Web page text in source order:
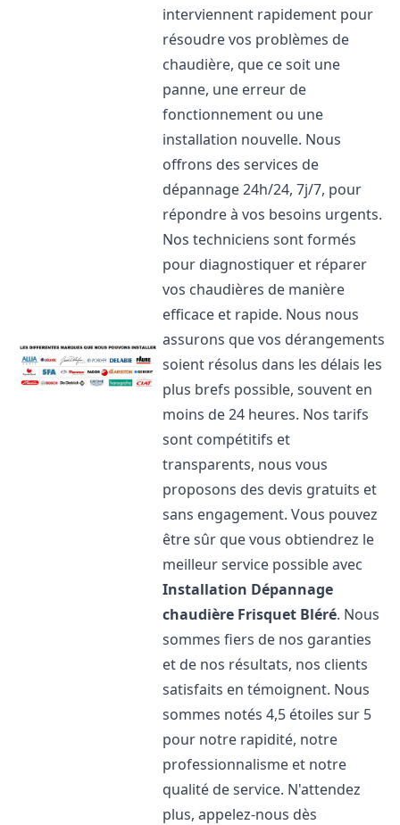
interviennent rapidement pour
résoudre vos problèmes de
chaudière, que ce soit une
panne, une erreur de
fonctionnement ou une
installation nouvelle. Nous
offrons des services de
dépannage 24h/24, 7j/7, pour
répondre à vos besoins urgents.
Nos techniciens sont formés
pour diagnostiquer et réparer
vos chaudières de manière
efficace et rapide. Nous nous
assurons que vos dérangements
soient résolus dans les délais les
plus brefs possible, souvent en
moins de 24 heures. Nos tarifs
sont compétitifs et
transparents, nous vous
proposons des devis gratuits et
sans engagement. Vous pouvez
être sûr que vous obtiendrez le
meilleur service possible avec
Installation Dépannage
chaudière Frisquet Bléré. Nous
sommes fiers de nos garanties
et de nos résultats, nos clients
satisfaits en témoignent. Nous
sommes notés 4,5 étoiles sur 5
pour notre rapidité, notre
professionnalisme et notre
qualité de service. N'attendez
plus, appelez-nous dès